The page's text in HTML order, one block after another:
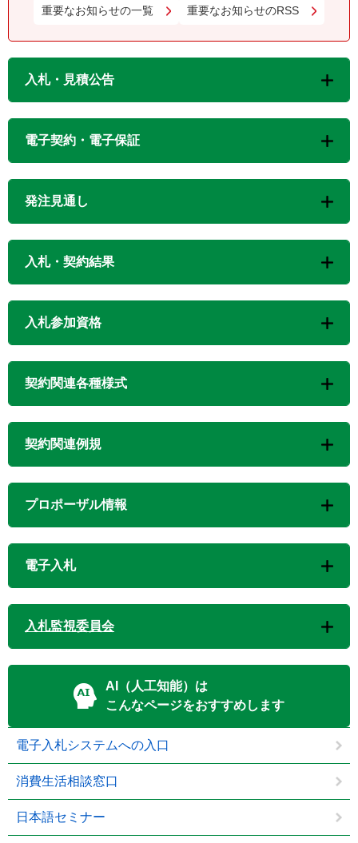
重要なお知らせの一覧 重要なお知らせのRSS
入札・見積公告
電子契約・電子保証
発注見通し
入札・契約結果
入札参加資格
契約関連各種様式
契約関連例規
プロポーザル情報
電子入札
入札監視委員会
AI（人工知能）は
こんなページをおすすめします
電子入札システムへの入口
消費生活相談窓口
日本語セミナー